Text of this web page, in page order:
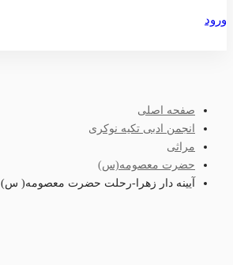
ورود
صفحه اصلی
انجمن ادبی تکیه نوکری
مراثی
حضرت معصومه(س)
آیینه دار زهرا-رحلت حضرت معصومه( س)